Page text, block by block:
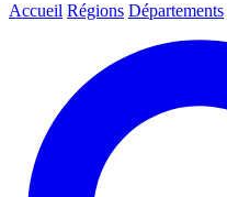
Accueil Régions Départements